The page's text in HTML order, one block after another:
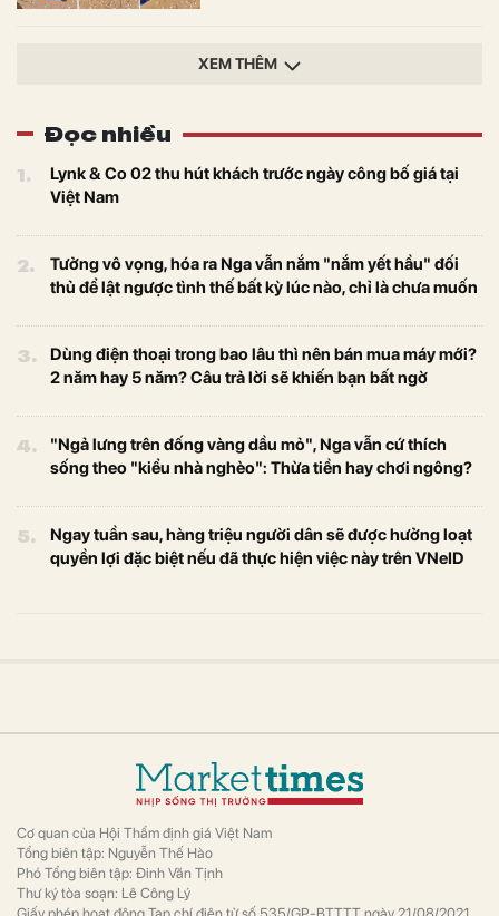
XEM THÊM
Đọc nhiều
1.
Lynk & Co 02 thu hút khách trước ngày công bố giá tại
Việt Nam
2.
Tưởng vô vọng, hóa ra Nga vẫn nắm "nắm yết hầu" đối
thủ để lật ngược tình thế bất kỳ lúc nào, chỉ là chưa muốn
3.
Dùng điện thoại trong bao lâu thì nên bán mua máy mới?
2 năm hay 5 năm? Câu trả lời sẽ khiến bạn bất ngờ
4.
"Ngả lưng trên đống vàng dầu mỏ", Nga vẫn cứ thích
sống theo "kiểu nhà nghèo": Thừa tiền hay chơi ngông?
5.
Ngay tuần sau, hàng triệu người dân sẽ được hưởng loạt
quyền lợi đặc biệt nếu đã thực hiện việc này trên VNeID
Cơ quan của Hội Thẩm định giá Việt Nam
Tổng biên tập: Nguyễn Thế Hào
Phó Tổng biên tập: Đinh Văn Tịnh
Thư ký tòa soạn: Lê Công Lý